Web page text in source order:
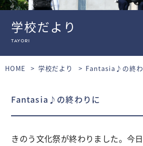
学校だより
tayori
HOME 学校だより Fantasia♪の終
Fantasia♪の終わりに
きのう文化祭が終わりました。今